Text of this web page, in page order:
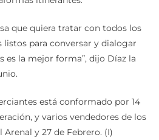
que quiera tratar con todos los
para conversar y dialogar
es la mejor forma”, dijo Díaz la
está conformado por 14
y varios vendedores de los
y 27 de Febrero. (I)